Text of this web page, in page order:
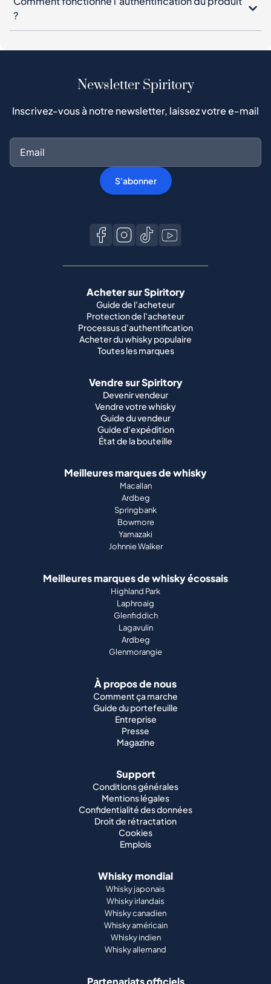
?
Newsletter Spiritory
Inscrivez-vous à notre newsletter, laissez votre e-mail
S'abonner
Acheter sur Spiritory
Guide de l'acheteur
Protection de l'acheteur
Processus d'authentification
Acheter du whisky populaire
Toutes les marques
Vendre sur Spiritory
Devenir vendeur
Vendre votre whisky
Guide du vendeur
Guide d'expédition
État de la bouteille
Meilleures marques de whisky
Macallan
Ardbeg
Springbank
Bowmore
Yamazaki
Johnnie Walker
Meilleures marques de whisky écossais
Highland Park
Laphroaig
Glenfiddich
Lagavulin
Ardbeg
Glenmorangie
À propos de nous
Comment ça marche
Guide du portefeuille
Entreprise
Presse
Magazine
Support
Conditions générales
Mentions légales
Confidentialité des données
Droit de rétractation
Cookies
Emplois
Whisky mondial
Whisky japonais
Whisky irlandais
Whisky canadien
Whisky américain
Whisky indien
Whisky allemand
Partenariats officiels